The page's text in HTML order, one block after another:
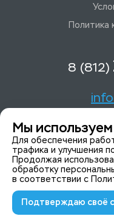
Политика
8 (812)
Мы в
© 2015-2026
Мы
Для обеспечения
трафика и улучшения
Продолжая
обработку
в соответствии с
Подтверждаю своё